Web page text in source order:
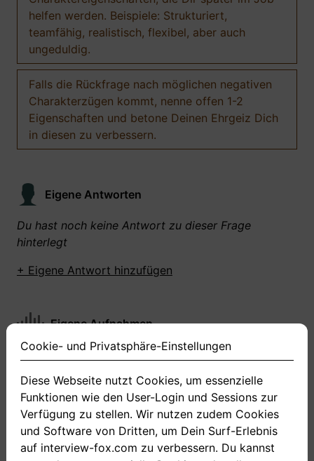
helfen werden. Beispiele: Strukturiert,
teamfähig, realistisch, flexibel, aber auch
ungeduldig.
Falls die Rückfrage nach möglichen negativen
Charakterzügen kommt, nenne offen 1-2
Eigenschaften und betone Deinen Ehrgeiz Dich
in diesen zu verbessern.
Eigene Antworten
Du hast noch keine Antwort zu dieser Frage
hinterlegt
+ Eigene Antwort hinzufügen
Eigene Aufnahmen
Du hast zu dieser Frage noch keine Antworten
+ Neue Antwort aufnehmen
Cookie- und Privatsphäre-Einstellungen
Diese Webseite nutzt Cookies, um essenzielle
Funktionen wie den User-Login und Sessions zur
Verfügung zu stellen. Wir nutzen zudem Cookies
und Software von Dritten, um Dein Surf-Erlebnis
auf interview-fox.com zu verbessern. Du kannst